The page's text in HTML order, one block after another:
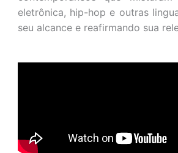
eletrônica, hip-hop e outras
seu alcance e reafirmando sua